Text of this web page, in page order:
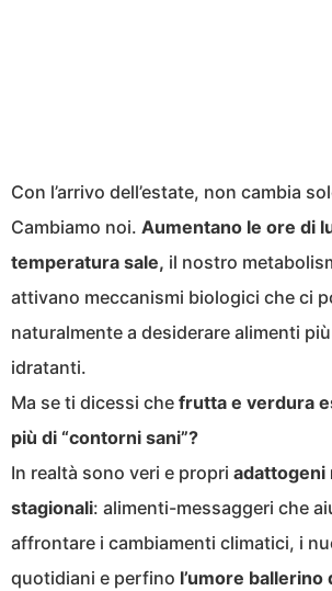
Con l’arrivo dell’estate, non cambia
Cambiamo noi. Aumentano le ore di
temperatura sale, il nostro
attivano meccanismi biologici che ci
naturalmente a desiderare alimenti
idratanti.
Ma se ti dicessi che frutta e verdura
più di “contorni sani”?
In realtà sono veri e propri adattogeni
stagionali: alimenti-messaggeri che
affrontare i cambiamenti climatici, i
quotidiani e perfino l’umore ballerino